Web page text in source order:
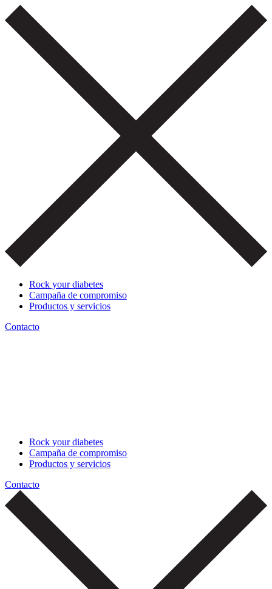
Rock your diabetes
Campaña de compromiso
Productos y servicios
Contacto
Rock your diabetes
Campaña de compromiso
Productos y servicios
Contacto